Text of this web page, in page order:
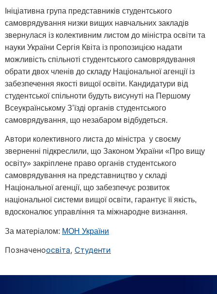
Ініціативна група представників студентського
самоврядування низки вищих навчальних закладів
звернулася із колективним листом до міністра освіти та
науки України Сергія Квіта із пропозицією надати
можливість спільноті студентського самоврядування
обрати двох членів до складу Національної агенції із
забезпечення якості вищої освіти. Кандидатури від
студентської спільноти будуть висунуті на Першому
Всеукраїнському З’їзді органів студентського
самоврядування, що незабаром відбудеться.
Автори колективного листа до міністра у своєму
зверненні підкреслили, що Законом України «Про вищу
освіту» закріплене право органів студентського
самоврядування на представництво у складі
Національної агенції, що забезпечує розвиток
національної системи вищої освіти, гарантує її якість,
вдосконалює управління та міжнародне визнання.
За матеріалом: МОН України
Позначеноосвіта, Студенти